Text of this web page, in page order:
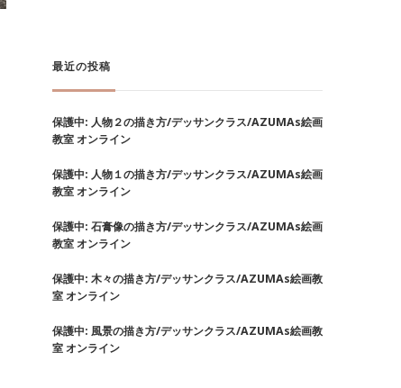
最近の投稿
保護中: 人物２の描き方/デッサンクラス/AZUMAs絵画
教室 オンライン
保護中: 人物１の描き方/デッサンクラス/AZUMAs絵画
教室 オンライン
保護中: 石膏像の描き方/デッサンクラス/AZUMAs絵画
教室 オンライン
保護中: 木々の描き方/デッサンクラス/AZUMAs絵画教
室 オンライン
保護中: 風景の描き方/デッサンクラス/AZUMAs絵画教
室 オンライン